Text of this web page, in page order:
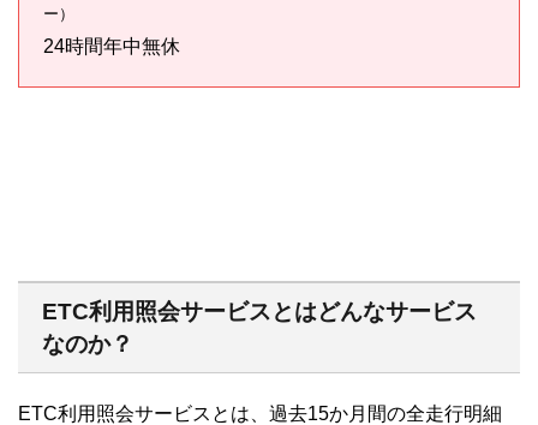
ー）
24時間年中無休
ETC利用照会サービスとはどんなサービス
なのか？
ETC利用照会サービスとは、過去15か月間の全走行明細